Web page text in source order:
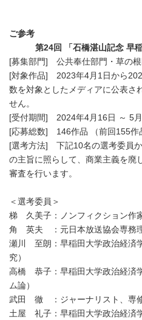
ご参考
第24回 「石橋湛山記念 早
[募集部門] 公共奉仕部門・草の
[対象作品] 2023年4月1日から
数を対象としたメディアに公表さ
せん。
[受付期間] 2024年4月16日 ～ 5
[応募総数] 146作品 （前回155作
[選考方法] 下記10名の選考委員
の主旨に照らして、商業主義を廃
審査を行います。
＜選考委員＞
梯 久美子：ノンフィクション作
角 英夫 ：元日本放送協会専務
瀬川 至朗：早稲田大学政治経済
究）
高橋 恭子：早稲田大学政治経済
ム論）
武田 徹 ：ジャーナリスト、専
土屋 礼子：早稲田大学政治経済